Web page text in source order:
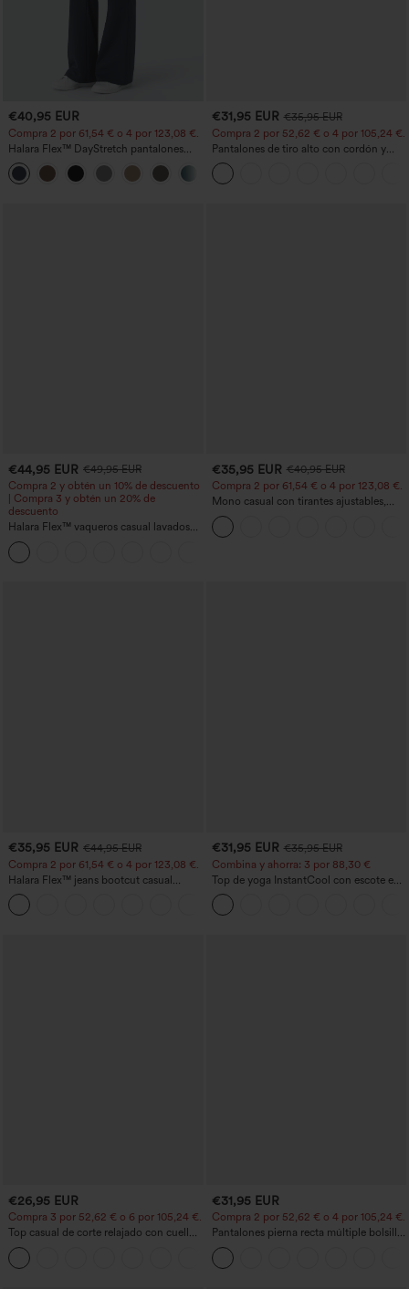
€40,95 EUR
Compra 2 por 61,54 € o 4 por 123,08 €.
Halara Flex™ DayStretch pantalones
acampanados de trabajo de tiro medio
con bolsillo lateral con cremallera
€31,95 EUR €35,95 EUR
Compra 2 por 52,62 € o 4 por 105,24 €.
Pantalones de tiro alto con cordón y
bolsillos, pernera ancha, holgados y de
estilo casual con tacto de lino.
€44,95 EUR €49,95 EUR
Compra 2 y obtén un 10% de descuento
| Compra 3 y obtén un 20% de
descuento
Halara Flex™ vaqueros casual lavados
asimétricos de tiro bajo con bolsillos
con cremallera, corte baggy y pierna
ancha
€35,95 EUR €40,95 EUR
Compra 2 por 61,54 € o 4 por 123,08 €.
Mono casual con tirantes ajustables,
fruncidos, pierna ancha, tejido jaspeado
y bolsillos - Easy Peezy
€35,95 EUR €44,95 EUR
Compra 2 por 61,54 € o 4 por 123,08 €.
Halara Flex™ jeans bootcut casual
lavados, de talle alto y con bolsillos
€31,95 EUR €35,95 EUR
Combina y ahorra: 3 por 88,30 €
Top de yoga InstantCool con escote en
U y bajo curvado - UPF50+
€26,95 EUR
Compra 3 por 52,62 € o 6 por 105,24 €.
Top casual de corte relajado con cuello
redondo y mangas murciélago.
€31,95 EUR
Compra 2 por 52,62 € o 4 por 105,24 €.
Pantalones pierna recta múltiple bolsillo
botón tiro alto